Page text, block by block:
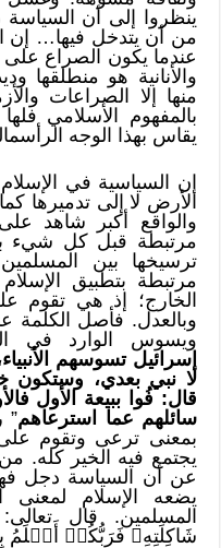
ينظروا إلى أن
من أن يتدخل فيها… إن
عندما يكون الصراع على
والأنانية هو منطلقها
منها إلا الصراعات
بالمفهوم الأسلامي
يقاس بهذا الوجه
إن السياسية في
الأرض لا إلى تدميرها
والواقع أكبر شاهد
مرتبطة قبل كل شيء
ترسيخها بين
مرتبطة بتطبيق
الخارج؛ إذ هي تقوم
وبالعدل. فأصل
ويسوس الوارد في
إسرائيل تسوسهم
لا نبي بعدي، وستكون
قال: فُوا ببيعة الأول
سائلهم عما استرعاهم”
بمعنى ترعى وتقوم
يجتمع فيه الخير كله.
عن أن السياسة دجل
يضعه الإسلام
المسلمين. قال
شَاكِلَتِهِۦ فَرَبُّكُمۡ أَعۡلَمُ